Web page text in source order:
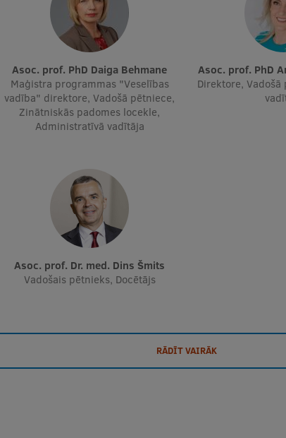
Asoc. prof. PhD Daiga Behmane
Maģistra programmas "Veselības
vadība" direktore, Vadošā pētniece,
Zinātniskās padomes locekle,
Administratīvā vadītāja
Asoc. prof. PhD
Direktore,
Asoc. prof. Dr. med. Dins Šmits
Vadošais pētnieks, Docētājs
RĀDĪT VAIRĀK